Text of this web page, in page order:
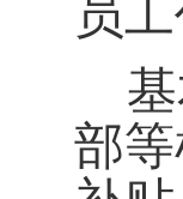
员
部